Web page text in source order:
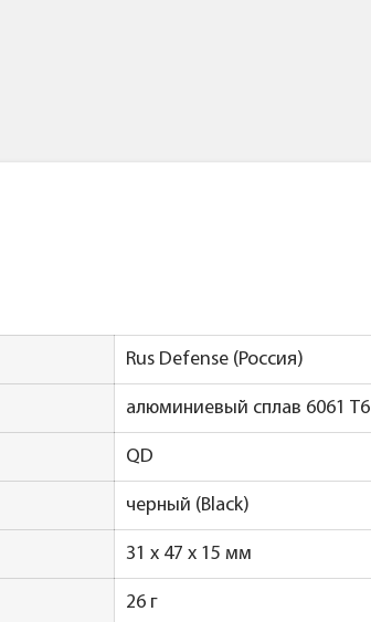
Rus Defense (Россия)
алюминиевый сплав 6061 T6
QD
черный (Black)
31 х 47 х 15 мм
26 г